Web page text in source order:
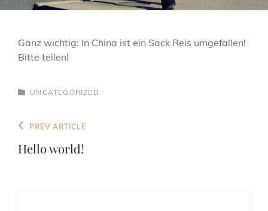
Ganz wichtig: In China ist ein Sack Reis umgefallen!
Bitte teilen!
CATEGORIES
UNCATEGORIZED
Beitragsnavigation
Previous
Post
PREV ARTICLE
Hello world!